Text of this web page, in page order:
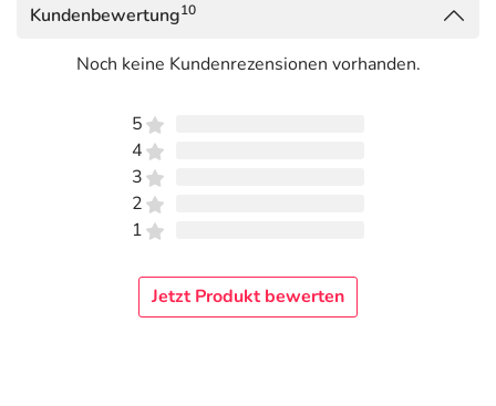
Kundenbewertung10
Noch keine Kundenrezensionen vorhanden.
5
4
3
2
1
Jetzt Produkt bewerten